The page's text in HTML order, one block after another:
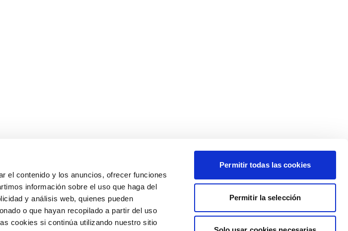
el contenido y los anuncios, ofrecer funciones
información sobre el uso que haga del
y análisis web, quienes pueden
o que hayan recopilado a partir del uso
cookies si continúa utilizando nuestro sitio
Permitir todas las cookies
Permitir la selección